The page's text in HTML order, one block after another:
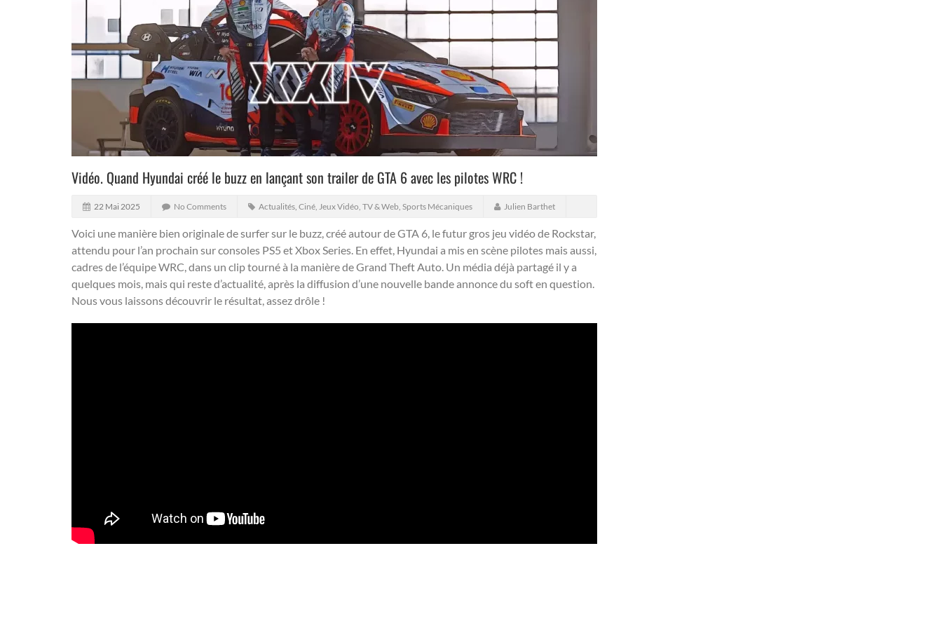
Vidéo. Quand Hyundai créé le buzz en lançant son trailer de GTA 6 avec les pilotes WRC !
22 Mai 2025 No Comments Actualités, Ciné, Jeux Vidéo, TV & Web, Sports Mécaniques Julien Barthet
Voici une manière bien originale de surfer sur le buzz, créé autour de GTA 6, le futur gros jeu vidéo de Rockstar,
attendu pour l’an prochain sur consoles PS5 et Xbox Series. En effet, Hyundai a mis en scène pilotes mais aussi,
cadres de l’équipe WRC, dans un clip tourné à la manière de Grand Theft Auto. Un média déjà partagé il y a
quelques mois, mais qui reste d’actualité, après la diffusion d’une nouvelle bande annonce du soft en question.
Nous vous laissons découvrir le résultat, assez drôle !